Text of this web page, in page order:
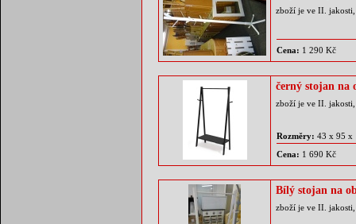
zboží je ve II.
Cena: 1 290 Kč
černý stojan na
zboží je ve II.
Rozměry: 43 x 95 x
Cena: 1 690 Kč
Bílý stojan na
zboží je ve II.